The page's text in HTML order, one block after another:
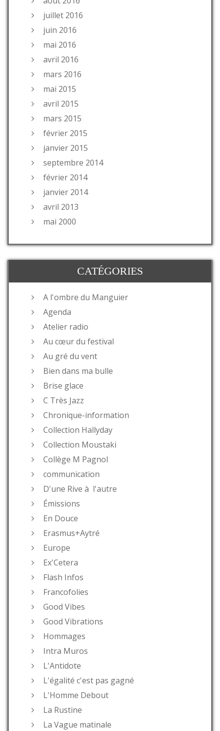
juillet 2016
juin 2016
mai 2016
avril 2016
mars 2016
mai 2015
avril 2015
mars 2015
février 2015
janvier 2015
septembre 2014
février 2014
janvier 2014
avril 2013
mai 2000
CATÉGORIES
A l'ombre du Manguier
Agenda
Atelier radio
Au cœur du festival
Au gré du vent
Bien dans ma bulle
Brise glace
C Très Jazz
Chronique-information
Collection Hallyday
Collection Moustaki
Collège M Pagnol
communication
D'une Rive à l'autre
Émissions
En Douce
Erasmus+Aytré
Europe
Ex'Cetera
Flash Infos
Francofolies
Good Vibes
Good Vibrations
Hommages
Intra Muros
L'Antidote
L'égalité c'est pas gagné
L'Homme Debout
La Rustine
La Vague matinale